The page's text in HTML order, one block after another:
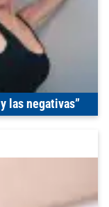
las negativas”